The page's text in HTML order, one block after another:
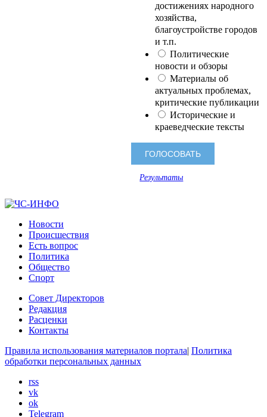
достижениях народного
хозяйства,
благоустройстве городов
и т.п.
Политические
новости и обзоры
Материалы об
актуальных проблемах,
критические публикации
Исторические и
краеведческие тексты
Результаты
Новости
Происшествия
Есть вопрос
Политика
Общество
Спорт
Совет Директоров
Редакция
Расценки
Контакты
Правила использования материалов портала| Политика
обработки персональных данных
rss
vk
ok
Telegram